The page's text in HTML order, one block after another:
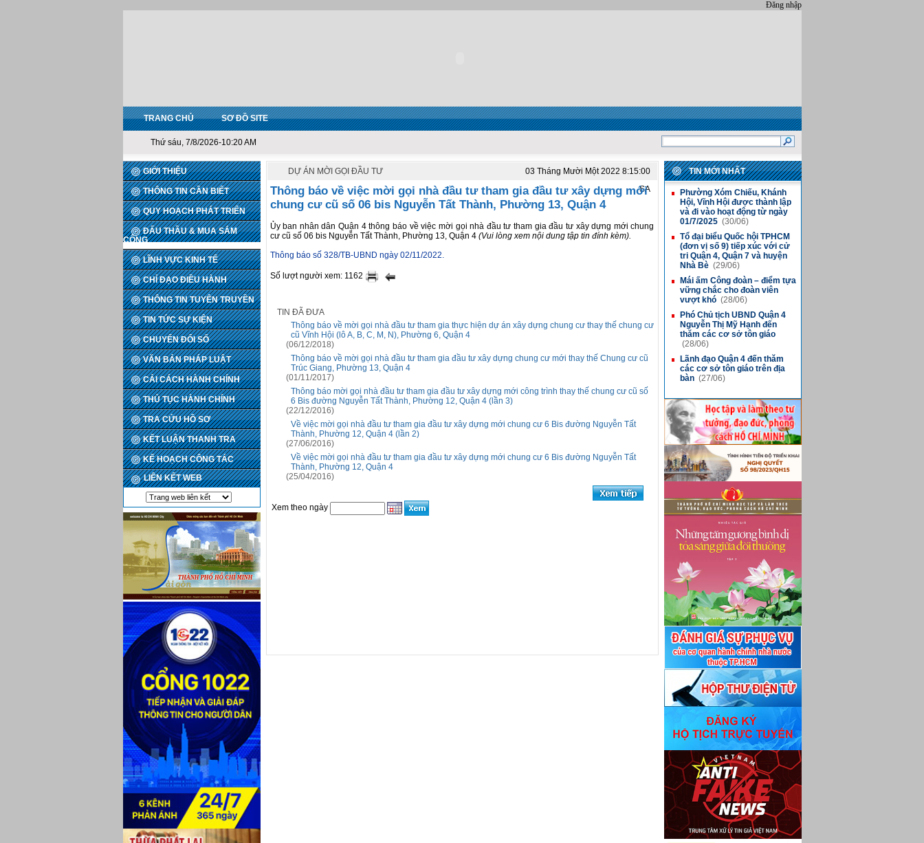
Đăng nhập
TRANG CHỦ SƠ ĐỒ SITE
Thứ sáu, 7/8/2026-10:20 AM
GIỚI THIỆU
THÔNG TIN CẦN BIẾT
QUY HOẠCH PHÁT TRIỂN
ĐẤU THẦU & MUA SẮM
CÔNG
LĨNH VỰC KINH TẾ
CHỈ ĐẠO ĐIỀU HÀNH
THÔNG TIN TUYÊN TRUYỀN
TIN TỨC SỰ KIỆN
CHUYỂN ĐỔI SỐ
VĂN BẢN PHÁP LUẬT
CẢI CÁCH HÀNH CHÍNH
THỦ TỤC HÀNH CHÍNH
TRA CỨU HỒ SƠ
KẾT LUẬN THANH TRA
KẾ HOẠCH CÔNG TÁC
LIÊN KẾT WEB
DỰ ÁN MỜI GỌI ĐẦU TƯ
03 Tháng Mười Một 2022 8:15:00
SA
Thông báo về việc mời gọi nhà đầu tư tham gia đầu tư xây dựng mới
chung cư cũ số 06 bis Nguyễn Tất Thành, Phường 13, Quận 4
Ủy ban nhân dân Quận 4 thông báo về việc mời gọi nhà đầu tư tham gia đầu tư xây dựng mới chung
cư cũ số 06 bis Nguyễn Tất Thành, Phường 13, Quận 4 (Vui lòng xem nội dung tập tin đính kèm).
Thông báo số 328/TB-UBND ngày 02/11/2022.
Số lượt người xem: 1162
TIN ĐÃ ĐƯA
Thông báo về mời gọi nhà đầu tư tham gia thực hiện dự án xây dựng chung cư thay thế chung cư
cũ Vĩnh Hội (lô A, B, C, M, N), Phường 6, Quận 4
(06/12/2018)
Thông báo về mời gọi nhà đầu tư tham gia đầu tư xây dựng chung cư mới thay thế Chung cư cũ
Trúc Giang, Phường 13, Quận 4
(01/11/2017)
Thông báo mời gọi nhà đầu tư tham gia đầu tư xây dựng mới công trình thay thế chung cư cũ số
6 Bis đường Nguyễn Tất Thành, Phường 12, Quận 4 (lần 3)
(22/12/2016)
Về việc mời gọi nhà đầu tư tham gia đầu tư xây dựng mới chung cư 6 Bis đường Nguyễn Tất
Thành, Phường 12, Quận 4 (lần 2)
(27/06/2016)
Về việc mời gọi nhà đầu tư tham gia đầu tư xây dựng mới chung cư 6 Bis đường Nguyễn Tất
Thành, Phường 12, Quận 4
(25/04/2016)
Xem theo ngày
TIN MỚI NHẤT
■
Phường Xóm Chiếu, Khánh
Hội, Vĩnh Hội được thành lập
và đi vào hoạt động từ ngày
01/7/2025 (30/06)
■ Tổ đại biểu Quốc hội TPHCM
(đơn vị số 9) tiếp xúc với cử
tri Quận 4, Quận 7 và huyện
Nhà Bè (29/06)
■
Mái ấm Công đoàn – điểm tựa
vững chắc cho đoàn viên
vượt khó (28/06)
■
Phó Chủ tịch UBND Quận 4
Nguyễn Thị Mỹ Hạnh đến
thăm các cơ sở tôn giáo
(28/06)
■
Lãnh đạo Quận 4 đến thăm
các cơ sở tôn giáo trên địa
bàn (27/06)